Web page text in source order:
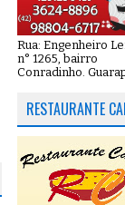
Rua: Engenheiro
n° 1265, bairro
Conradinho.
RESTAURANTE